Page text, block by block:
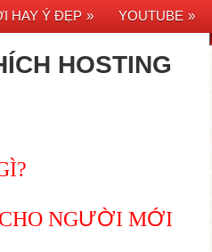
HAY Ý ĐẸP » YOUTUBE »
HOSTING
NGƯỜI MỚI